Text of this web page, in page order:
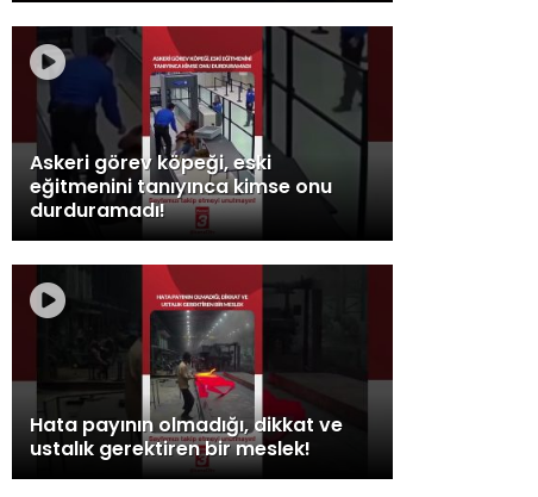
Askeri görev köpeği, eski
eğitmenini tanıyınca kimse onu
durduramadı!
Hata payının olmadığı, dikkat ve
ustalık gerektiren bir meslek!